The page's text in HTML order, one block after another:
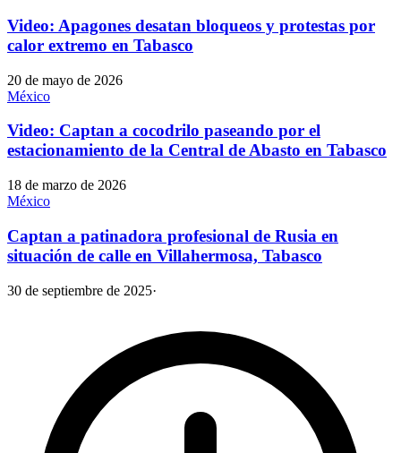
Video: Apagones desatan bloqueos y protestas por
calor extremo en Tabasco
20 de mayo de 2026
México
Video: Captan a cocodrilo paseando por el
estacionamiento de la Central de Abasto en Tabasco
18 de marzo de 2026
México
Captan a patinadora profesional de Rusia en
situación de calle en Villahermosa, Tabasco
30 de septiembre de 2025·